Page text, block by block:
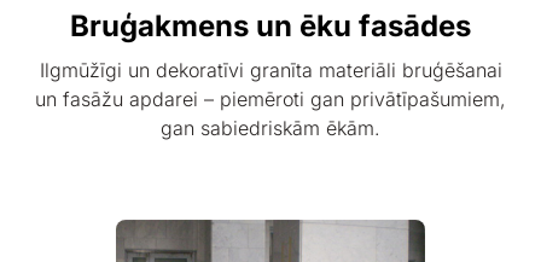
Bruģakmens un ēku fasādes
Ilgmūžīgi un dekoratīvi granīta materiāli bruģēšanai
un fasāžu apdarei – piemēroti gan privātīpašumiem,
gan sabiedriskām ēkām.